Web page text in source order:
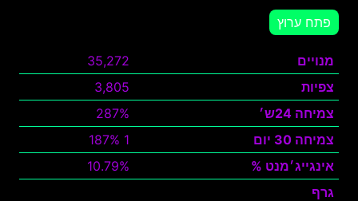
פתח ערוץ
מנויים
35,272
צפיות
3,805
צמיחה 24ש׳
287%
צמיחה 30 יום
1 187%
אינגייג׳מנט %
10.79%
גרף